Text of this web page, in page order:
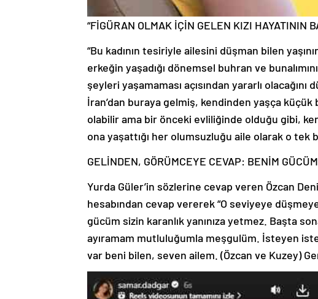
“FİGÜRAN OLMAK İÇİN GELEN KIZI HAYATININ
“Bu kadının tesiriyle ailesini düşman bilen
erkeğin yaşadığı dönemsel buhran ve
şeyleri yaşamaması açısından yararlı
İran’dan buraya gelmiş, kendinden yaşça küçük
olabilir ama bir önceki evliliğinde olduğu gibi,
ona yaşattığı her olumsuzluğu aile olarak o tek
GELİNDEN, GÖRÜMCEYE CEVAP: BENİM
Yurda Güler’in sözlerine cevap veren Özcan
hesabından cevap vererek “O seviyeye
gücüm sizin karanlık yanınıza yetmez. Başta
ayıramam mutluluğumla meşgulüm. İsteyen
var beni bilen, seven ailem. (Özcan ve Kuzey)